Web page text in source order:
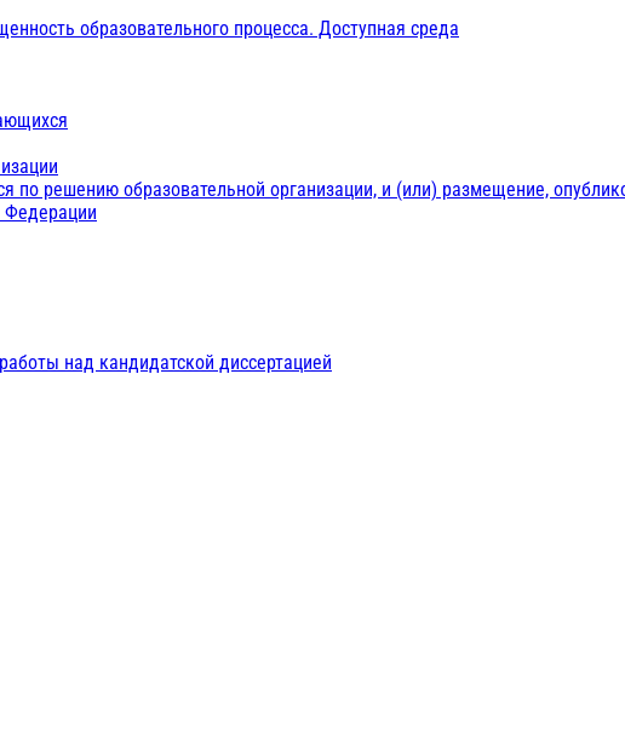
образовательного процесса. Доступная среда
по решению образовательной организации, и (или) размещение,
Федерации
над кандидатской диссертацией